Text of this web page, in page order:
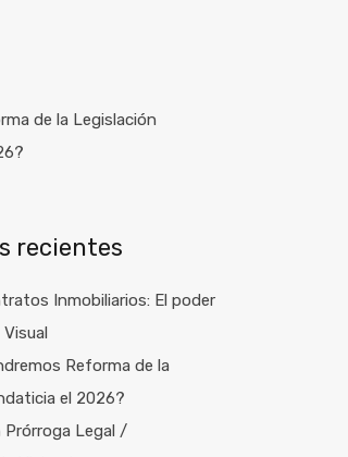
de la Legislación
recientes
Inmobiliarios: El poder
Reforma de la
el 2026?
Prórroga Legal /